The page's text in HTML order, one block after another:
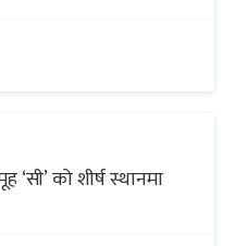
‘सी’ को शीर्ष स्थानमा